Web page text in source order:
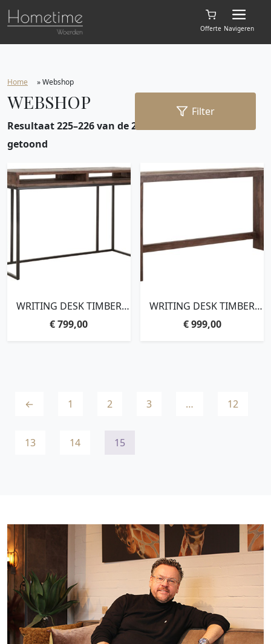
Offerte Navigeren
Home »Webshop
WEBSHOP
Filter
Resultaat 225–226 van de 226 resultaten wordt
getoond
WRITING DESK TIMBER
NO.1, 2 OPEN
RACKS,76X120X50 CM,
€799,00
WRITING DESK TIMBER
NO.2,76X150X50 CM,
MIXED WOOD
€999,00
← 1 2 3 … 12
13 14 15